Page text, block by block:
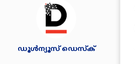
ഡൂള്‍ന്യൂസ് ഡെസ്‌ക്